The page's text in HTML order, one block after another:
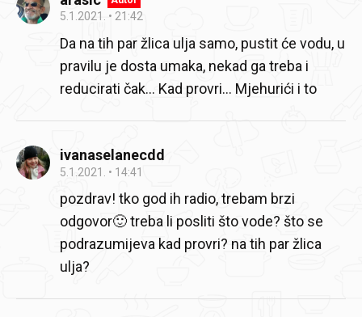
5.1.2021. 21:42
Da na tih par žlica ulja samo, pustit će vodu, u
pravilu je dosta umaka, nekad ga treba i
reducirati čak... Kad provri... Mjehurići i to
ivanaselanecdd
5.1.2021. 14:41
pozdrav! tko god ih radio, trebam brzi
odgovor🙂 treba li posliti što vode? što se
podrazumijeva kad provri? na tih par žlica
ulja?